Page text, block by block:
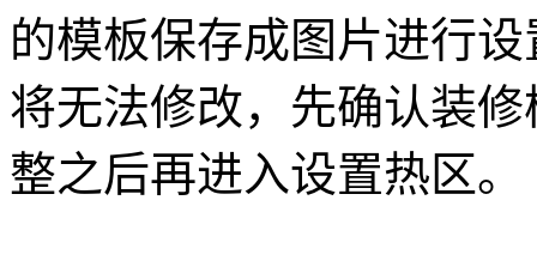
的模板保存成图片进行
将无法修改，先确认装
整之后再进入设置热区。